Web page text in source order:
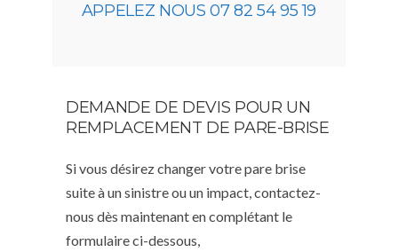
APPELEZ NOUS 07 82 54 95 19
DEMANDE DE DEVIS POUR UN
REMPLACEMENT DE PARE-BRISE
Si vous désirez changer votre pare brise
suite à un sinistre ou un impact, contactez-
nous dès maintenant en complétant le
formulaire ci-dessous,